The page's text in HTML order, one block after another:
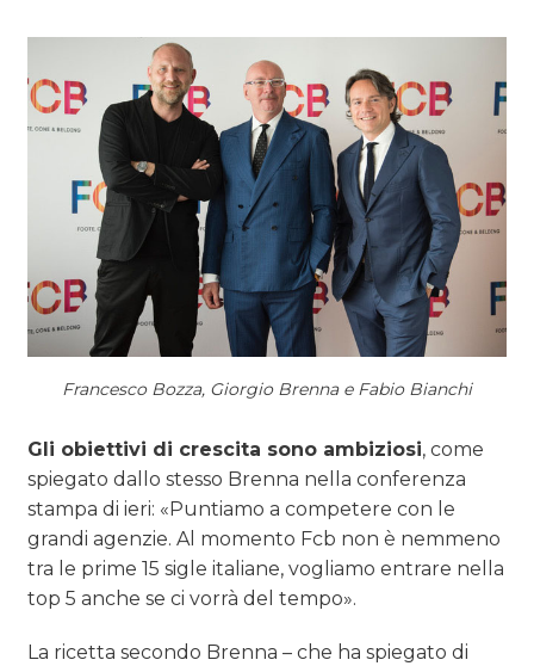
Francesco Bozza, Giorgio Brenna e Fabio Bianchi
Gli obiettivi di crescita sono ambiziosi, come
spiegato dallo stesso Brenna nella conferenza
stampa di ieri: «Puntiamo a competere con le
grandi agenzie. Al momento Fcb non è nemmeno
tra le prime 15 sigle italiane, vogliamo entrare nella
top 5 anche se ci vorrà del tempo».
La ricetta secondo Brenna – che ha spiegato di